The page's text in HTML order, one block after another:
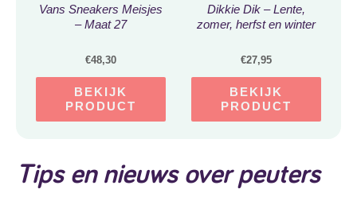
Vans Sneakers Meisjes
– Maat 27
€48,30
BEKIJK
PRODUCT
Dikkie Dik – Lente,
zomer, herfst en winter
€27,95
BEKIJK
PRODUCT
Tips en nieuws over peuters